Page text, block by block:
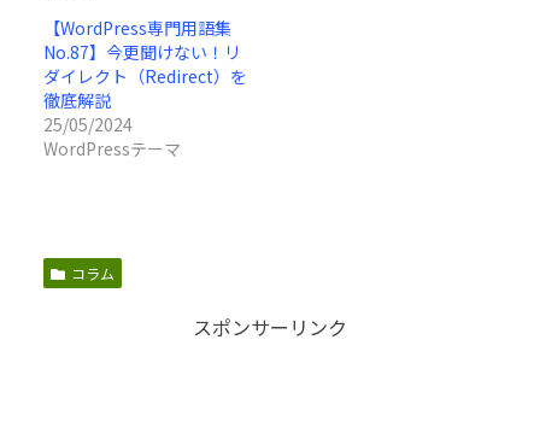
【WordPress専門用語集
No.87】今更聞けない！リ
ダイレクト（Redirect）を
徹底解説
25/05/2024
WordPressテーマ
コラム
スポンサーリンク